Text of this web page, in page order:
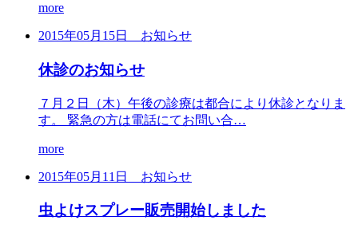
more
2015年05月15日 お知らせ
休診のお知らせ
７月２日（木）午後の診療は都合により休診となりま
す。 緊急の方は電話にてお問い合…
more
2015年05月11日 お知らせ
虫よけスプレー販売開始しました